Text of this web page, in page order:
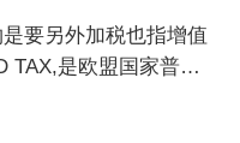
要另外加税也指增值
TAX,是欧盟国家普遍
vat怎么算？以及德国